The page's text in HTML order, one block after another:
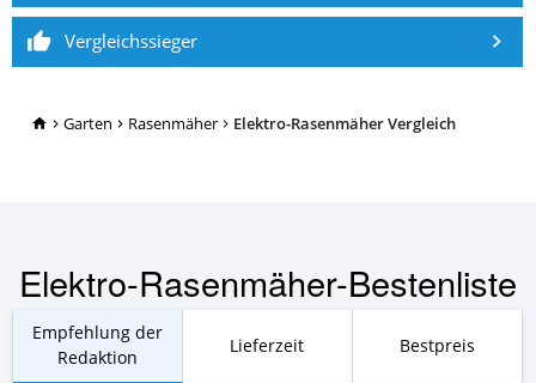
TopRatgeber24.de
Garten Rasenmäher Elektro-Rasenmäher Vergleich
Vergleichssieger
Elektro-Rasenmäher-Bestenliste
Empfehlung der
Redaktion
Lieferzeit Bestpreis